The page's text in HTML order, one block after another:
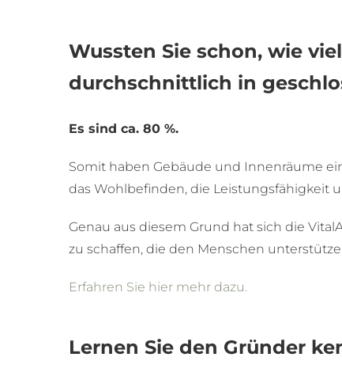
Wussten Sie schon, wie
durchschnittlich in
Es sind ca. 80 %.
Somit haben Gebäude und Innenräume
das Wohlbefinden, die Leistungsfähigkeit
Genau aus diesem Grund hat sich die
zu schaffen, die den Menschen
Erfahren Sie hier mehr dazu.
Lernen Sie den Gründer